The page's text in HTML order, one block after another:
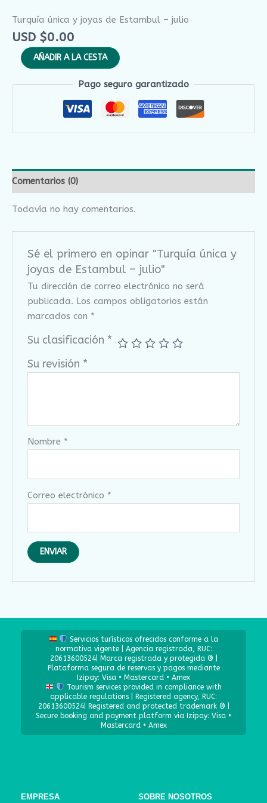
Turquía única y joyas de Estambul – julio
USD $0.00
AÑADIR A LA CESTA
Pago seguro garantizado
Comentarios (0)
Todavía no hay comentarios.
Sé el primero en opinar "Turquía única y
joyas de Estambul – julio"
Tu dirección de correo electrónico no será
publicada. Los campos obligatorios están
marcados con *
Su clasificación *
Su revisión *
Nombre *
Correo electrónico *
Servicios turísticos ofrecidos conforme a la
normativa vigente | Agencia registrada, RUC:
20613600524| Marca registrada y protegida ® |
Plataforma segura de reservas y pagos mediante
Izipay: Visa • Mastercard • Amex
Tourism services provided in compliance with
applicable regulations | Registered agency, RUC:
20613600524| Registered and protected trademark ® |
Secure booking and payment platform via Izipay: Visa •
Mastercard • Amex
EMPRESA SOBRE NOSOTROS